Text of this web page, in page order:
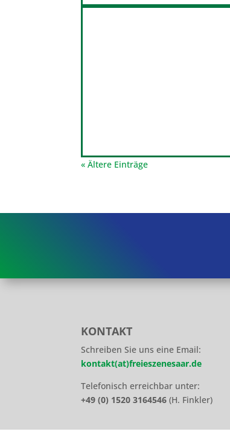
« Ältere Einträge
KONTAKT
Schreiben Sie uns eine Email:
kontakt(at)freieszenesaar.de
Telefonisch erreichbar unter:
+49 (0) 1520 3164546 (H. Finkler)